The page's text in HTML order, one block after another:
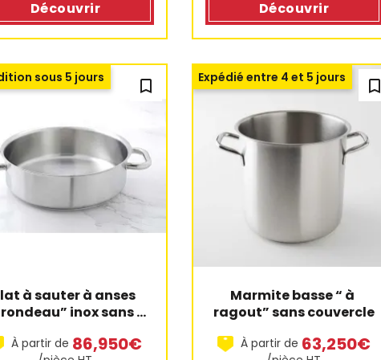
Découvrir Découvrir
bookmark_outline
à sauter à anses
inox sans
À partir de 86,950€
sous 5 jours bookmark_outline
Marmite basse “ à
ragout” sans couvercle
À partir de 63,250€
Expédié entre 4 et 5 jours